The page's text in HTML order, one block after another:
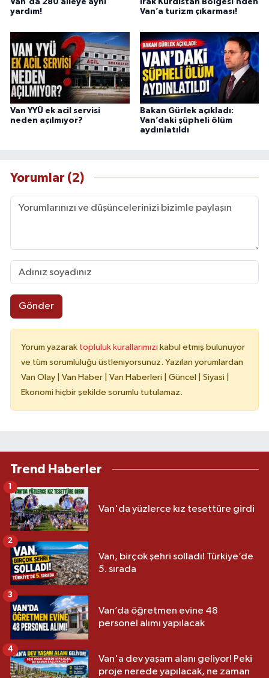
Van'da 280 aileye ayni
yardım!
Irak Kürdistan Bölgesi’nden
Van’a turizm çıkarması!
Van YYÜ ek acil servisi
neden açılmıyor?
Bakan Gürlek açıkladı:
Van’daki şüpheli ölüm
aydınlatıldı
Yorumlar (2)
Gönder
Yorum yazarak topluluk kurallarımızı kabul etmiş bulunuyor
ve tüm sorumluluğu üstleniyorsunuz. Yazılan yorumlardan
Van Olay | Van Haber | Van Haberleri | Güncel | Siyasi |
Ekonomi hiçbir şekilde sorumlu tutulamaz.
Trend Haberler
Van'da yüzlerce kız tesettüre girdi
1
Van, birçok şehri solladı! Türkiye’de
5. sırada
2
Van’da öğretmen evine 48
personel alımı yapılacak
3
Van'a dev yaşam alanı geliyor! Peki
proje nerede yapılacak, ne zaman
4